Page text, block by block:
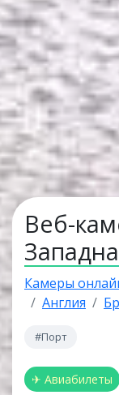
Веб-
Камеры
Англия
#Порт
✈ Авиабилеты